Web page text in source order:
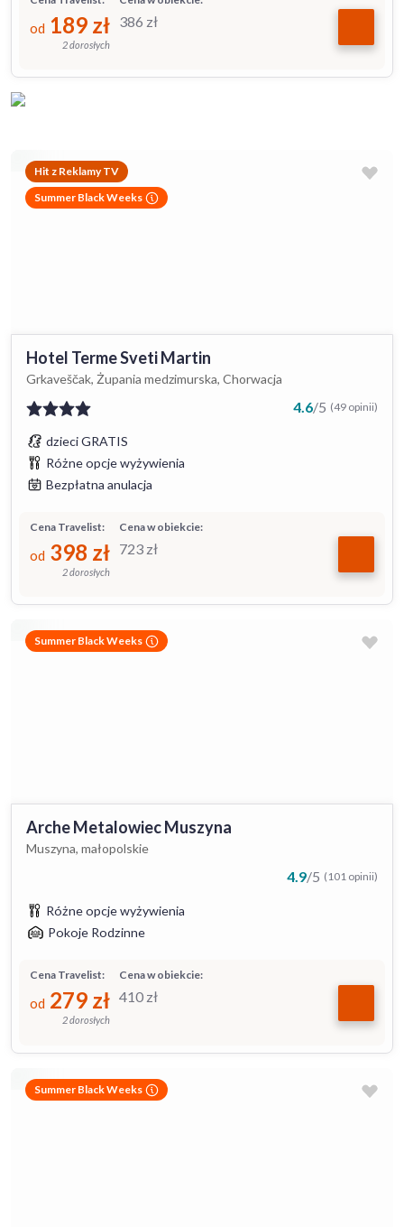
386 zł
od 189 zł
2 dorosłych
Hit z Reklamy TV
Summer Black Weeks
Hotel Terme Sveti Martin
Grkaveščak, Żupania medzimurska, Chorwacja
4.6/5 (49 opinii)
dzieci GRATIS
Różne opcje wyżywienia
Bezpłatna anulacja
Cena w obiekcie:
723 zł
Cena Travelist:
od 398 zł
2 dorosłych
Summer Black Weeks
Arche Metalowiec Muszyna
Muszyna, małopolskie
4.9/5 (101 opinii)
Różne opcje wyżywienia
Pokoje Rodzinne
Cena w obiekcie:
410 zł
Cena Travelist:
od 279 zł
2 dorosłych
Summer Black Weeks